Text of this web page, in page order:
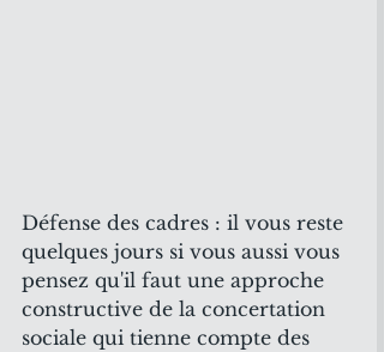
Défense des cadres : il vous reste
quelques jours si vous aussi vous
pensez qu'il faut une approche
constructive de la concertation
sociale qui tienne compte des